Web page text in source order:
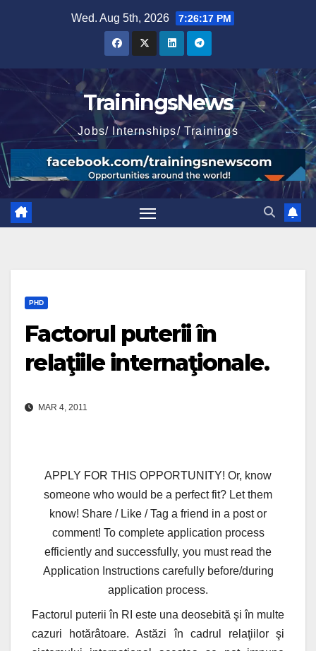
Wed. Aug 5th, 2026 7:26:18 PM
TrainingsNews
Jobs/ Internships/ Trainings
PHD
Factorul puterii în
relaţiile internaţionale.
MAR 4, 2011
APPLY FOR THIS OPPORTUNITY! Or, know
someone who would be a perfect fit? Let them
know! Share / Like / Tag a friend in a post or
comment! To complete application process
efficiently and successfully, you must read the
Application Instructions carefully before/during
application process.
Factorul puterii în RI este una deosebită şi în multe
cazuri hotărâtoare. Astăzi în cadrul relaţiilor şi